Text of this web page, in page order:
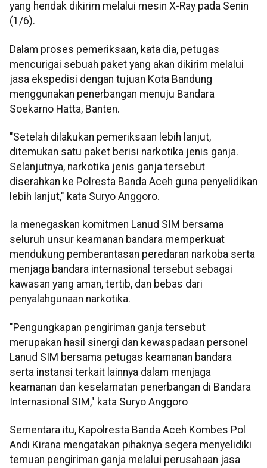
yang hendak dikirim melalui mesin X-Ray pada Senin
(1/6).
Dalam proses pemeriksaan, kata dia, petugas
mencurigai sebuah paket yang akan dikirim melalui
jasa ekspedisi dengan tujuan Kota Bandung
menggunakan penerbangan menuju Bandara
Soekarno Hatta, Banten.
"Setelah dilakukan pemeriksaan lebih lanjut,
ditemukan satu paket berisi narkotika jenis ganja.
Selanjutnya, narkotika jenis ganja tersebut
diserahkan ke Polresta Banda Aceh guna penyelidikan
lebih lanjut," kata Suryo Anggoro.
Ia menegaskan komitmen Lanud SIM bersama
seluruh unsur keamanan bandara memperkuat
mendukung pemberantasan peredaran narkoba serta
menjaga bandara internasional tersebut sebagai
kawasan yang aman, tertib, dan bebas dari
penyalahgunaan narkotika.
"Pengungkapan pengiriman ganja tersebut
merupakan hasil sinergi dan kewaspadaan personel
Lanud SIM bersama petugas keamanan bandara
serta instansi terkait lainnya dalam menjaga
keamanan dan keselamatan penerbangan di Bandara
Internasional SIM," kata Suryo Anggoro
Sementara itu, Kapolresta Banda Aceh Kombes Pol
Andi Kirana mengatakan pihaknya segera menyelidiki
temuan pengiriman ganja melalui perusahaan jasa